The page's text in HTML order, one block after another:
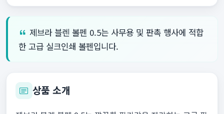
제브라 블렌 볼펜 0.5는 사무용 및 판촉 행사에 적합
한 고급 실크인쇄 볼펜입니다.
상품 소개